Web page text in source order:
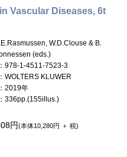
Vascular Diseases, 6t
W.D.Clouse & B.
(eds.)
：978-1-4511-7523-3
：WOLTERS KLUWER
：2019年
：336pp.(155illus.)
円(本体10,280円 ＋ 税)